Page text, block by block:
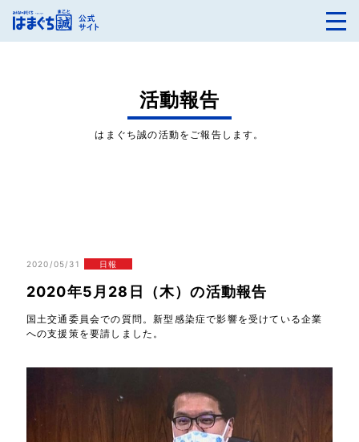
活動報告
はまぐち誠の活動をご報告します。
2020/05/31 日報
2020年5月28日（木）の活動報告
国土交通委員会での質問。新型感染症で影響を受けている企業
への支援策を要請しました。